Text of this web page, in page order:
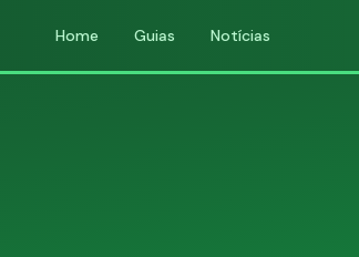
Home Guias Notícias